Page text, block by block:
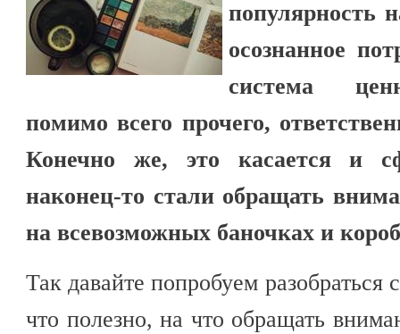
популярность
осознанное
система
помимо всего прочего,
Конечно же, это касается и
наконец-то стали обращать
на всевозможных баночках и
Так давайте попробуем разобраться
что полезно, на что обращать